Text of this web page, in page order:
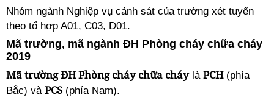
Nhóm ngành Nghiệp vụ cảnh sát của trường xét tuyển
theo tổ hợp A01, C03, D01.
Mã trường, mã ngành ĐH Phòng cháy chữa cháy
2019
Mã trường ĐH Phòng cháy chữa cháylà PCH(phía
Bắc) và PCS (phía Nam).